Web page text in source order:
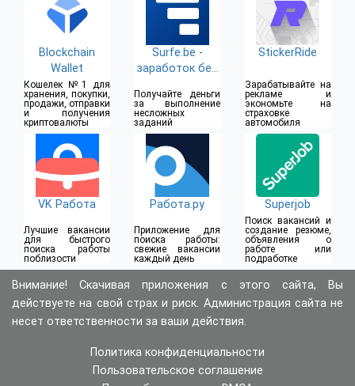
Blockchain
Wallet
Кошелек №1 для
хранения, покупки,
продажи, отправки
и получения
криптовалюты
Surfe.be -
заработок без
Получайте деньги
за выполнение
несложных
заданий
StickerRide
Зарабатывайте на
рекламе и
экономьте на
страховке
автомобиля
VK Работа
Лучшие вакансии
для быстрого
поиска работы
поблизости
Работа.ру
Приложение для
поиска работы:
свежие вакансии
каждый день
Superjob
Поиск вакансий и
создание резюме,
объявления о
работе или
подработке
Внимание! Скачивая приложения с этого сайта, Вы
действуете на свой страх и риск. Администрация сайта не
несет ответственности за ваши действия.
Политика конфиденциальности
Пользовательское соглашение